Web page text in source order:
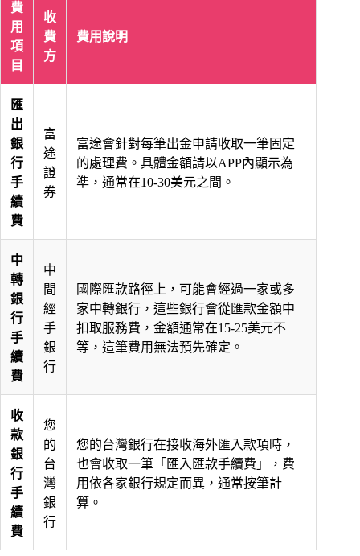
費
用
項
目
收
費
方
費用說明
匯
出
銀
行
手
續
費
富
途
證
券
富途會針對每筆出金申請收取一筆固定
的處理費。具體金額請以APP內顯示為
準，通常在10-30美元之間。
中
轉
銀
行
手
續
費
中
間
經
手
銀
行
國際匯款路徑上，可能會經過一家或多
家中轉銀行，這些銀行會從匯款金額中
扣取服務費，金額通常在15-25美元不
等，這筆費用無法預先確定。
收
款
銀
行
手
續
費
您
的
台
灣
銀
行
您的台灣銀行在接收海外匯入款項時，
也會收取一筆「匯入匯款手續費」，費
用依各家銀行規定而異，通常按筆計
算。